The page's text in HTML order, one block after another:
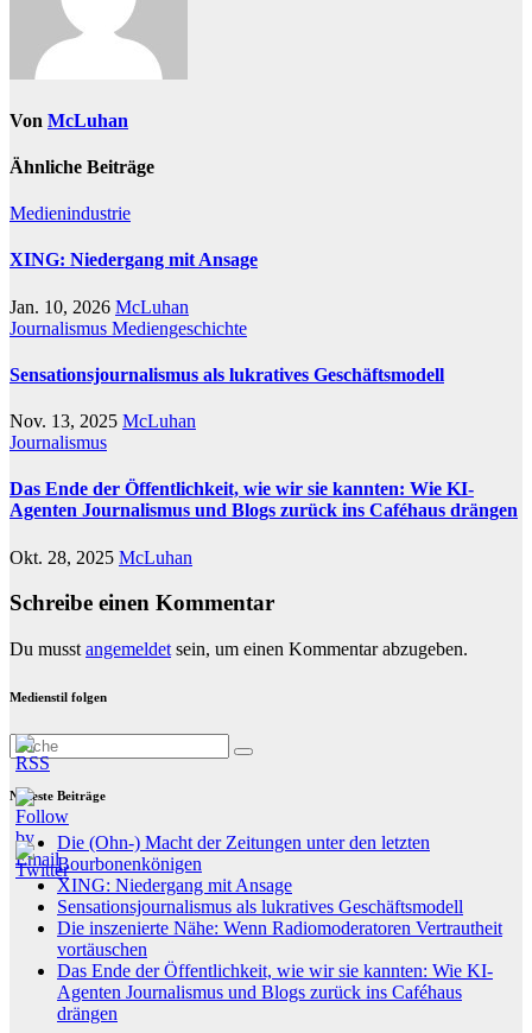
Von McLuhan
Ähnliche Beiträge
Medienindustrie
XING: Niedergang mit Ansage
Jan. 10, 2026 McLuhan
Journalismus Mediengeschichte
Sensationsjournalismus als lukratives Geschäftsmodell
Nov. 13, 2025 McLuhan
Journalismus
Das Ende der Öffentlichkeit, wie wir sie kannten: Wie KI-
Agenten Journalismus und Blogs zurück ins Caféhaus drängen
Okt. 28, 2025 McLuhan
Schreibe einen Kommentar
Du musst angemeldet sein, um einen Kommentar abzugeben.
Medienstil folgen
Neueste Beiträge
Die (Ohn-) Macht der Zeitungen unter den letzten
Bourbonenkönigen
XING: Niedergang mit Ansage
Sensationsjournalismus als lukratives Geschäftsmodell
Die inszenierte Nähe: Wenn Radiomoderatoren Vertrautheit
vortäuschen
Das Ende der Öffentlichkeit, wie wir sie kannten: Wie KI-
Agenten Journalismus und Blogs zurück ins Caféhaus
drängen